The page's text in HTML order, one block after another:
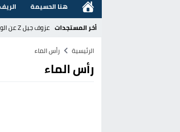
هنا الحسيمة
أخر المستجدات عزوف جيل Z عن الوظائف المكتبية نحو المهن الحرفية: تحول اجتماعي يسائل نجاعة السياسات العمومية بالمغرب
القضاء الإسباني
هل قطع أخنوش
الرئيسية رأس الماء
رأس الماء